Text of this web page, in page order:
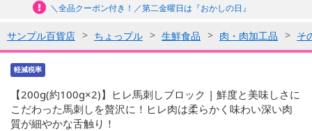
＼全品クーポン付き！／第二金曜日は『おかしの日』
サンプル百貨店 ちょっプル 生鮮食品 肉・肉加工品 そ
軽減税率
【200g(約100g×2)】ヒレ馬刺しブロック | 鮮度と美味しさに
こだわった馬刺しを贅沢に！ヒレ肉は柔らかく味わい深い肉
質が細やかな舌触り！